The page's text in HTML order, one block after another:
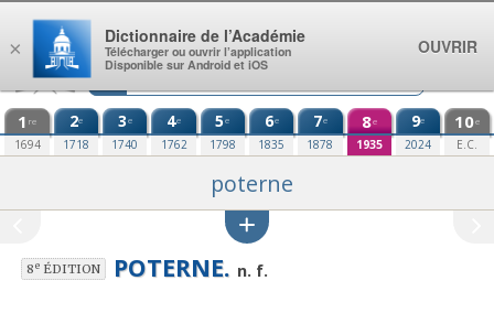
Aller au contenu
1 re
1694
2e
1718
3e
1740
4e
1762
5e
1798
6e
1835
7e
1878
8e
1935
9e
2024
10e
E.C.
poterne
8eÉDITION POTERNE. n. f.
×
Dictionnaire de l’Académie
Télécharger ou ouvrir l’application
Disponible sur Android et iOS
OUVRIR